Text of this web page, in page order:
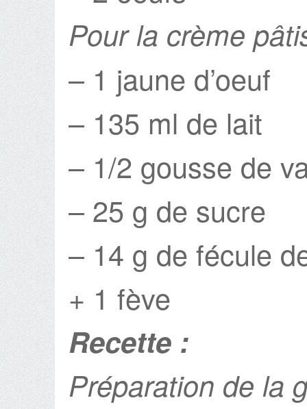
Pour la crème
– 1 jaune d’oeuf
– 135 ml de lait
– 1/2 gousse de
– 25 g de sucre
– 14 g de fécule
+ 1 fève
Recette :
Préparation de la